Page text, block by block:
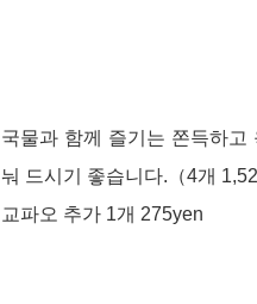
국물과 함께 즐기는 쫀득하
눠 드시기 좋습니다.（4개
교파오 추가 1개 275yen